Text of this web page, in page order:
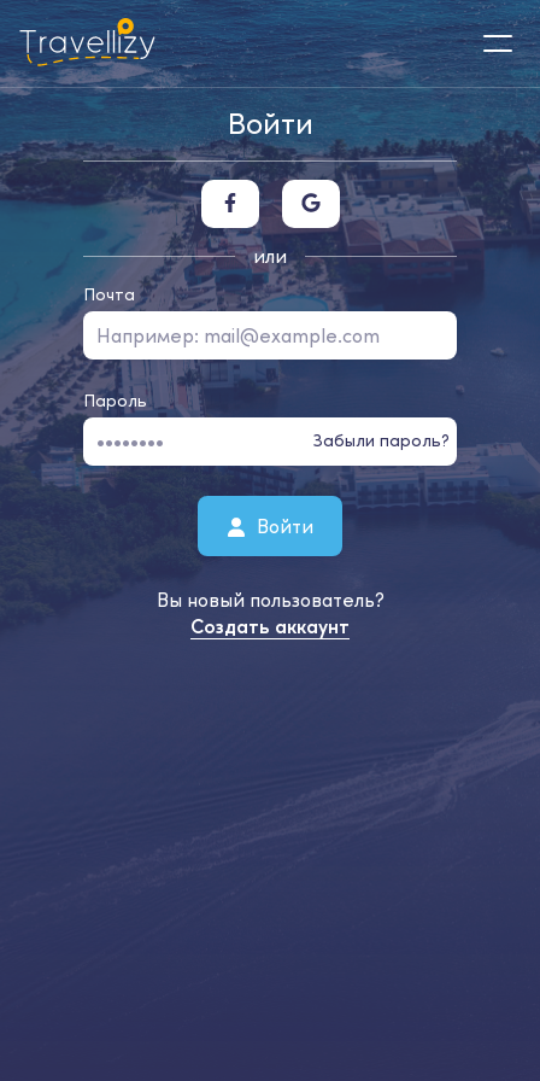
Войти
или
Почта
Пароль
Забыли пароль?
Войти
Вы новый пользователь?
Создать аккаунт